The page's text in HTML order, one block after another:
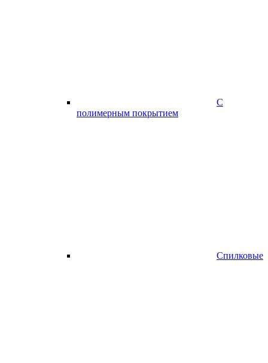
С
полимерным покрытием
Спилковые